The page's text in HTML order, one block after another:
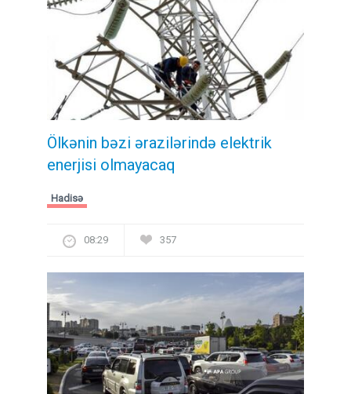
Ölkənin bəzi ərazilərində elektrik
enerjisi olmayacaq
Hadisə
08:29 357